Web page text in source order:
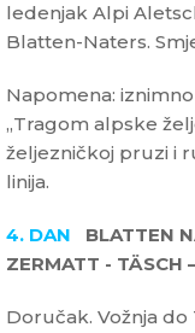
ledenjak Alpi
Blatten-Naters.
Napomena:
„Tragom alpske
željezničkoj pruzi i
linija.
4. DAN BLATTEN
ZERMATT - TÄSCH
Doručak. Vožnja